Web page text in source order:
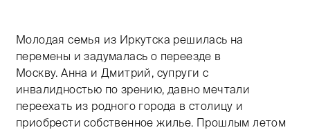
Молодая семья из Иркутска решилась на
перемены и задумалась о переезде в
Москву. Анна и Дмитрий, супруги с
инвалидностью по зрению, давно мечтали
переехать из родного города в столицу и
приобрести собственное жилье. Прошлым летом